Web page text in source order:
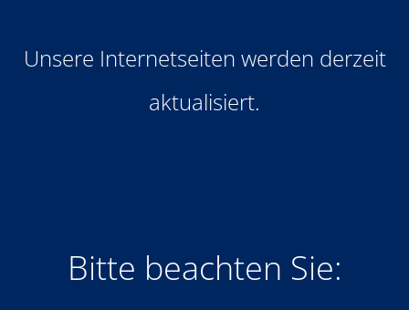
Unsere Internetseiten werden derzeit
aktualisiert.
Bitte beachten Sie: